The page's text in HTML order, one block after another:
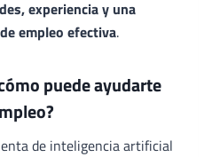
experiencia y una
empleo efectiva.
puede ayudarte
de inteligencia artificial